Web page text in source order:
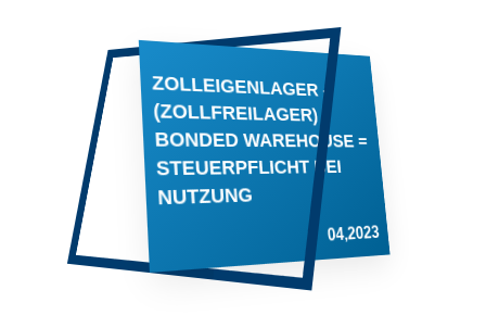
ZOLLEIGENLAGER -
(ZOLLFREILAGER) -
BONDED WAREHOUSE =
STEUERPFLICHT BEI
NUTZUNG
04,2023